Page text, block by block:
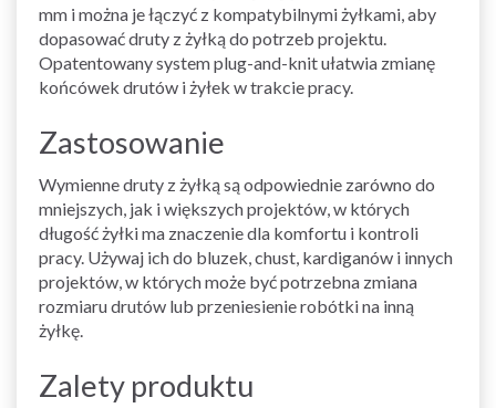
mm i można je łączyć z kompatybilnymi żyłkami, aby
dopasować druty z żyłką do potrzeb projektu.
Opatentowany system plug-and-knit ułatwia zmianę
końcówek drutów i żyłek w trakcie pracy.
Zastosowanie
Wymienne druty z żyłką są odpowiednie zarówno do
mniejszych, jak i większych projektów, w których
długość żyłki ma znaczenie dla komfortu i kontroli
pracy. Używaj ich do bluzek, chust, kardiganów i innych
projektów, w których może być potrzebna zmiana
rozmiaru drutów lub przeniesienie robótki na inną
żyłkę.
Zalety produktu